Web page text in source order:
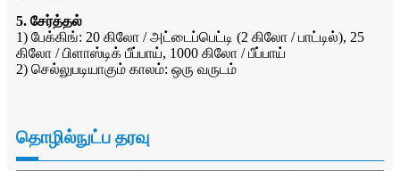
5. சேர்த்தல்
1) பேக்கிங்: 20 கிலோ / அட்டைப்பெட்டி (2 கிலோ / பாட்டில்), 25
கிலோ / பிளாஸ்டிக் பீப்பாய், 1000 கிலோ / பீப்பாய்
2) செல்லுபடியாகும் காலம்: ஒரு வருடம்
தொழில்நுட்ப தரவு